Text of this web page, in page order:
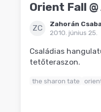
Orient Fall
ZC
Zahorán
2010. június 25.
Családias
tetőteraszon.
the sharon tate